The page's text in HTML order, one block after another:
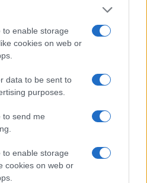
to enable storage
cookies on web or
data to be sent to
purposes.
to send me
to enable storage
cookies on web or
ne ispravlja …